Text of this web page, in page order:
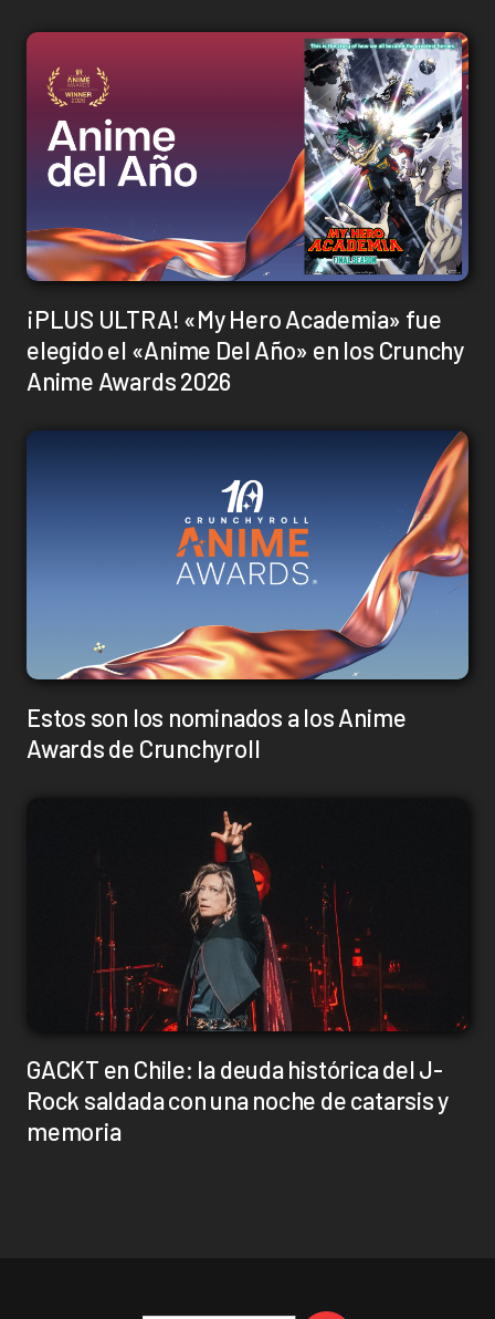
¡PLUS ULTRA! «My Hero Academia» fue
elegido el «Anime Del Año» en los Crunchy
Anime Awards 2026
Estos son los nominados a los Anime
Awards de Crunchyroll
GACKT en Chile: la deuda histórica del J-
Rock saldada con una noche de catarsis y
memoria